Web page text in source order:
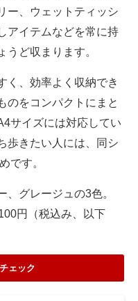
ー、ウェットティッシ
アイテムなどを常に持
うど収まります。
、効率よく収納でき
のをコンパクトにまと
サイズには対応してい
歩きたい人には、同シ
です。
グレージュの3色。
円（税込み、以下
ェック